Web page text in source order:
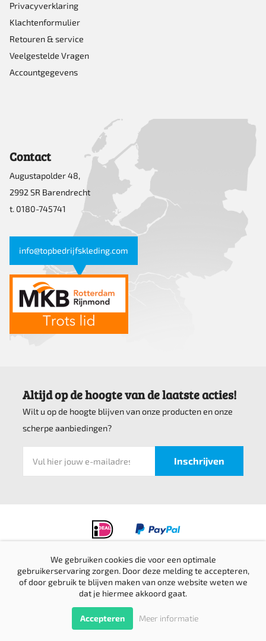
Privacyverklaring
Klachtenformulier
Retouren & service
Veelgestelde Vragen
Accountgegevens
Contact
Augustapolder 48,
2992 SR Barendrecht
t. 0180-745741
info@topbedrijfskleding.com
Altijd op de hoogte van de laatste acties!
Wilt u op de hoogte blijven van onze producten en onze
scherpe aanbiedingen?
Privacyverklaring
Verzending & retournering
© Top bedrijfskleding 2016-2026 |
We gebruiken cookies die voor een optimale
gebruikerservaring zorgen. Door deze melding te accepteren,
of door gebruik te blijven maken van onze website weten we
dat je hiermee akkoord gaat.
Accepteren Meer informatie